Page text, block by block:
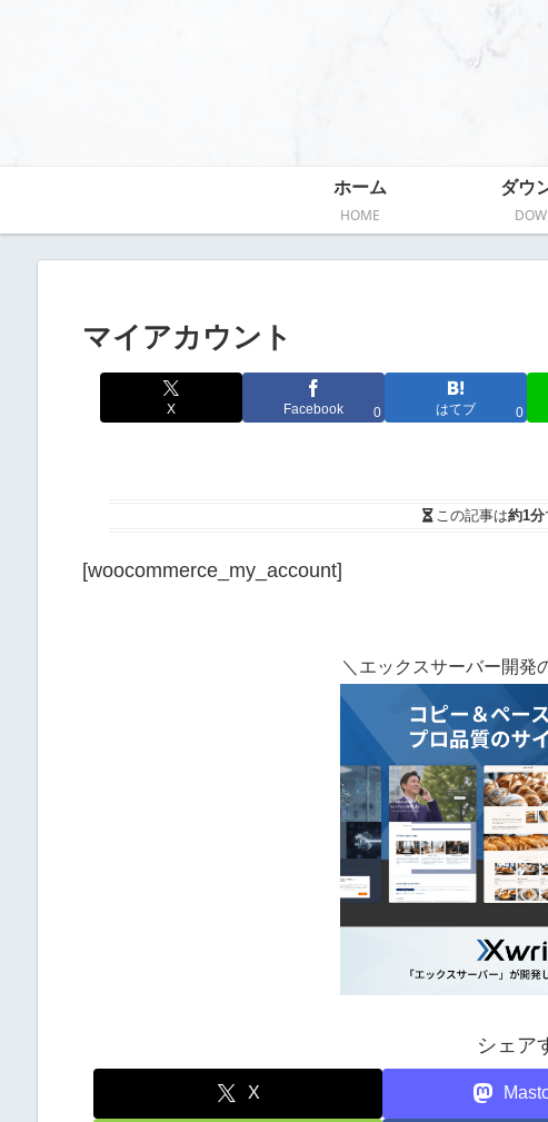
ホーム
HOME
ダウ
マイアカウント
X Facebook 0 はてブ 0
この記事は約1分
[woocommerce_my_account]
＼エックスサーバー開発
シェア
X